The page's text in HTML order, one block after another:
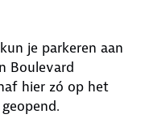
je parkeren aan
Boulevard
hier zó op het